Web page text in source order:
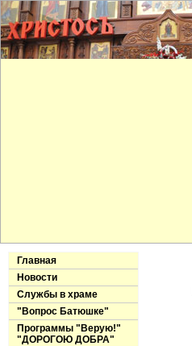
Главная
Новости
Службы в храме
"Вопрос Батюшке"
Программы "Верую!"
"ДОРОГОЮ ДОБРА"